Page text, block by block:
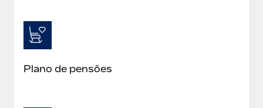
Plano de pensões